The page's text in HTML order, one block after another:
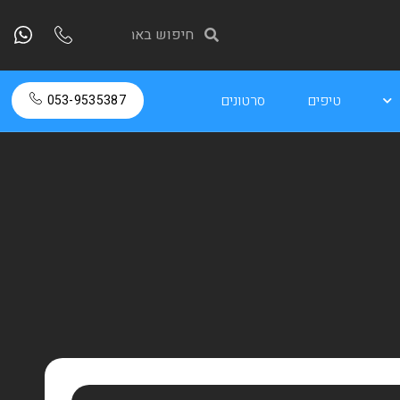
טיפים סרטונים 053-9535387